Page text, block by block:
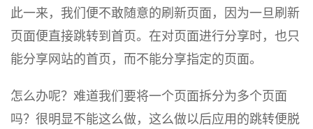
此一来，我们便不敢随意的刷新页面，因为一旦刷新
页面便直接跳转到首页。在对页面进行分享时，也只
能分享网站的首页，而不能分享指定的页面。
怎么办呢？难道我们要将一个页面拆分为多个页面
吗？很明显不能这么做，这么做以后应用的跳转便脱